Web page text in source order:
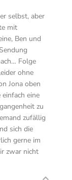
selbst, aber
mit
Ben und
Folge
ohne
Jona oben
eine
zu
zufällig
sich die
gerne im
zwar nicht